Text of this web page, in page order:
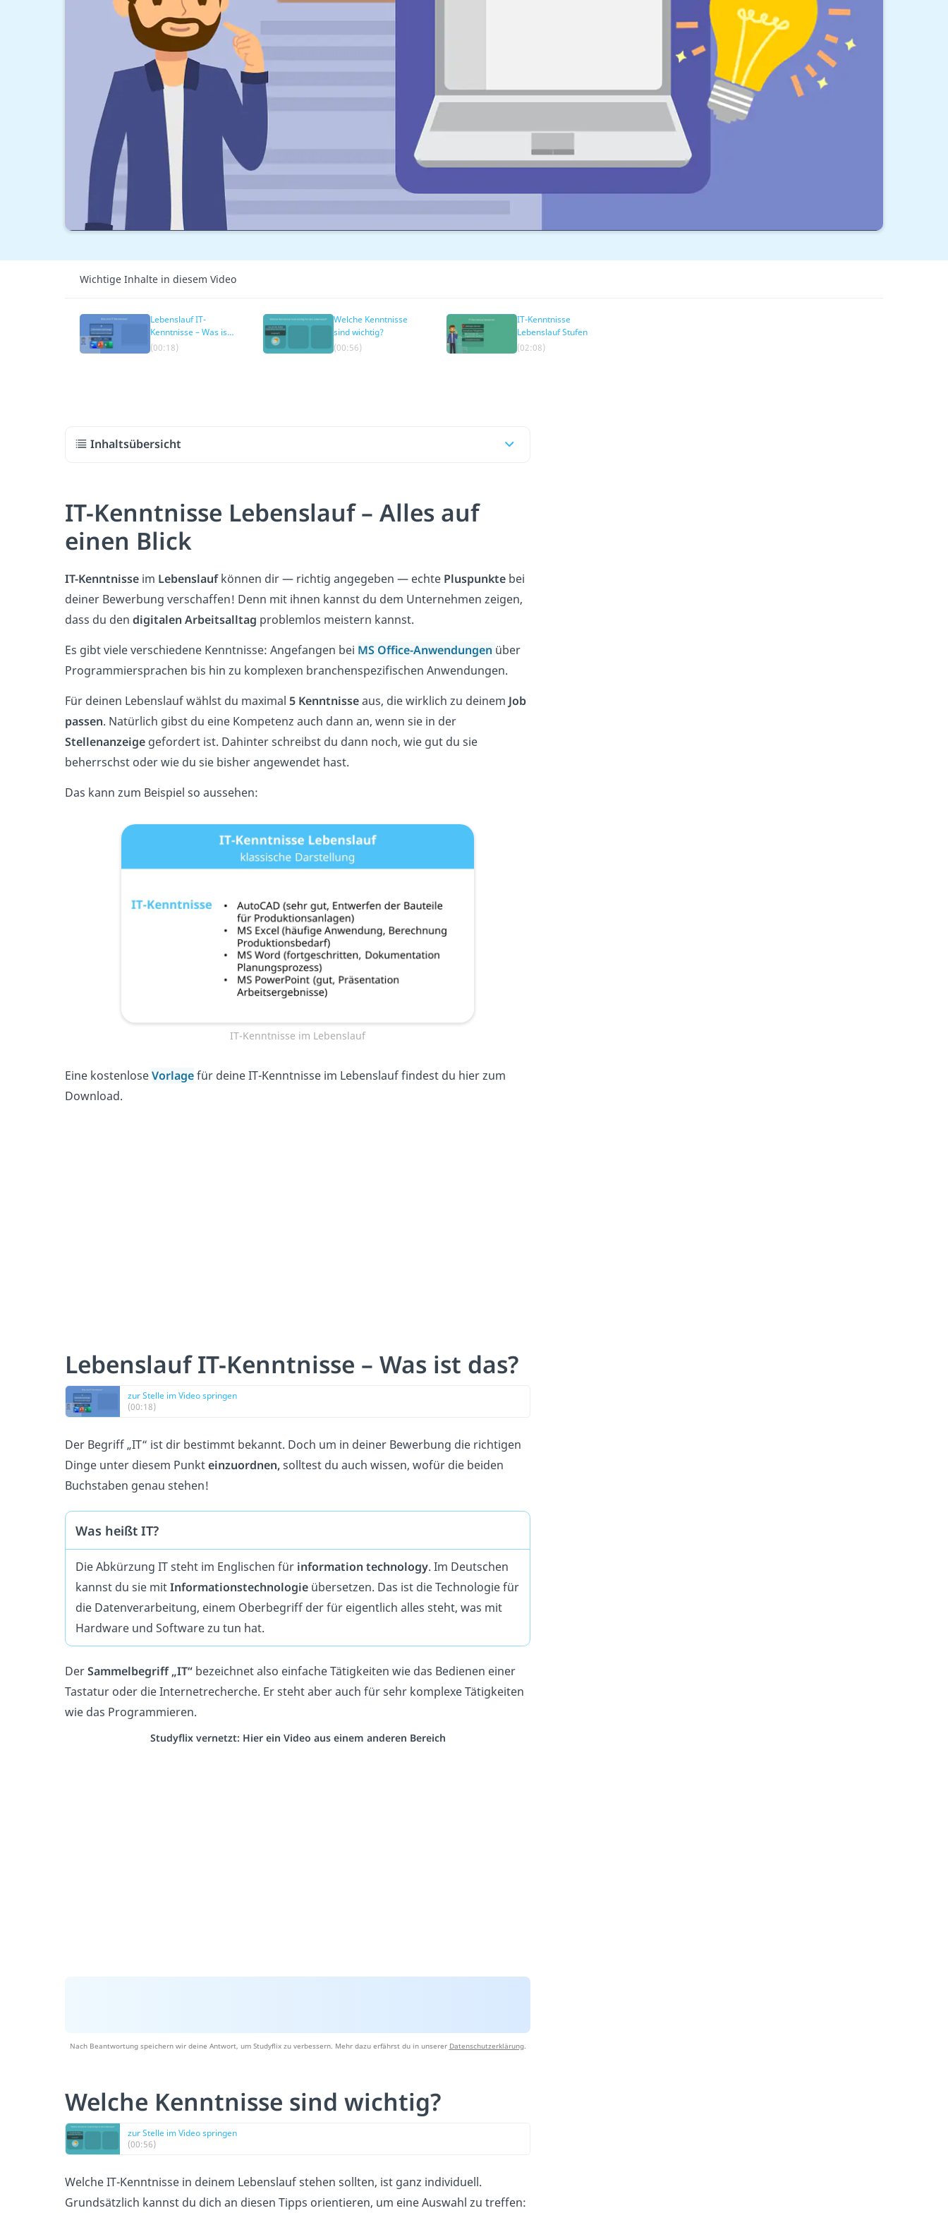
Wichtige Inhalte in diesem Video
Lebenslauf IT-
Kenntnisse – Was ist
das?
(00:18)
Welche Kenntnisse
sind wichtig?
(00:56)
IT-Kenntnisse
Lebenslauf Stufen
(02:08)
Inhaltsübersicht
IT-Kenntnisse Lebenslauf – Alles auf
einen Blick
IT-Kenntnisse im Lebenslaufkönnen dir — richtig angegeben — echte Pluspunkte bei
deiner Bewerbung verschaffen! Denn mit ihnen kannst du dem Unternehmen zeigen,
dass du den digitalen Arbeitsalltag problemlos meistern kannst.
Es gibt viele verschiedene Kenntnisse: Angefangen bei MS Office-Anwendungen über
Programmiersprachen bis hin zu komplexen branchenspezifischen Anwendungen.
Für deinen Lebenslauf wählst du maximal 5 Kenntnisseaus, die wirklich zu deinem Job
passen. Natürlich gibst du eine Kompetenz auch dann an, wenn sie in der
Stellenanzeige gefordert ist. Dahinter schreibst du dann noch, wie gut du sie
beherrschst oder wie du sie bisher angewendet hast.
Das kann zum Beispiel so aussehen:
IT-Kenntnisse im Lebenslauf
Eine kostenloseVorlagefür deine IT-Kenntnisse im Lebenslauf findest du hier zum
Download.
Lebenslauf IT-Kenntnisse – Was ist das?
zur Stelle im Video springen
(00:18)
Der Begriff „IT“ ist dir bestimmt bekannt. Doch um in deiner Bewerbung die richtigen
Dinge unter diesem Punkteinzuordnen,solltest du auch wissen, wofür die beiden
Buchstaben genau stehen!
Was heißt IT?
Die Abkürzung IT steht im Englischen für information technology. Im Deutschen
kannst du sie mitInformationstechnologie übersetzen. Das ist die Technologie für
die Datenverarbeitung, einem Oberbegriff der für eigentlich alles steht, was mit
Hardware und Software zu tun hat.
DerSammelbegriff „IT“ bezeichnet also einfache Tätigkeiten wie das Bedienen einer
Tastatur oder die Internetrecherche. Er steht aber auch für sehr komplexe Tätigkeiten
wie das Programmieren.
Studyflix vernetzt: Hier ein Video aus einem anderen Bereich
Nach Beantwortung speichern wir deine Antwort, um Studyflix zu verbessern. Mehr dazu erfährst du in unserer Datenschutzerklärung.
Welche Kenntnisse sind wichtig?
zur Stelle im Video springen
(00:56)
Welche IT-Kenntnisse in deinem Lebenslauf stehen sollten, ist ganz individuell.
Grundsätzlich kannst du dich an diesen Tipps orientieren, um eine Auswahl zu treffen: